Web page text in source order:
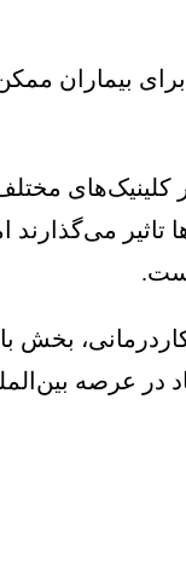
بیماران ممکن
می‌گذارند
کاردرمانی،
در عرصه